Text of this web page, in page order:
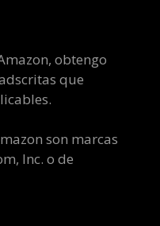
obtengo
que
son marcas
Inc. o de